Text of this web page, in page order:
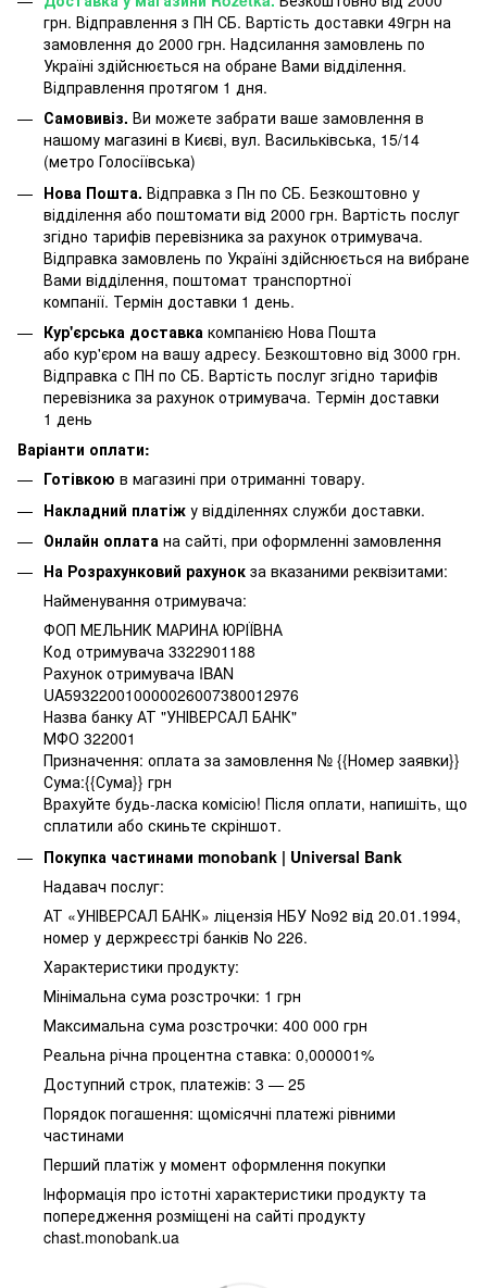
грн. Відправлення з ПН СБ. Вартість доставки 49грн на
замовлення до 2000 грн. Надсилання замовлень по
Україні здійснюється на обране Вами відділення.
Відправлення протягом 1 дня.
Самовивіз. Ви можете забрати ваше замовлення в
нашому магазині в Києві, вул. Васильківська, 15/14
(метро Голосіївська)
Нова Пошта. Відправка з Пн по СБ. Безкоштовно у
відділення або поштомати від 2000 грн. Вартість послуг
згідно тарифів перевізника за рахунок отримувача.
Відправка замовлень по Україні здійснюється на вибране
Вами відділення, поштомат транспортної
компанії. Термін доставки 1 день.
Кур'єрська доставка компанією Нова Пошта
або кур'єром на вашу адресу. Безкоштовно від 3000 грн.
Відправка с ПН по СБ. Вартість послуг згідно тарифів
перевізника за рахунок отримувача. Термін доставки
1 день
Варіанти оплати:
Готівкою в магазині при отриманні товару.
Накладний платіж у відділеннях служби доставки.
Онлайн оплата на сайті, при оформленні замовлення
На Розрахунковий рахунок за вказаними реквізитами:
Найменування отримувача:
ФОП МЕЛЬНИК МАРИНА ЮРІЇВНА
Код отримувача 3322901188
Рахунок отримувача IBAN
UA593220010000026007380012976
Назва банку АТ "УНІВЕРСАЛ БАНК"
МФО 322001
Призначення: оплата за замовлення № {{Номер заявки}}
Сума:{{Сума}} грн
Врахуйте будь-ласка комісію! Після оплати, напишіть, що
сплатили або скиньте скріншот.
Покупка частинами monobank | Universal Bank
Надавач послуг:
АТ «УНІВЕРСАЛ БАНК» ліцензія НБУ No92 від 20.01.1994,
номер у держреєстрі банків No 226.
Характеристики продукту:
Мінімальна сума розстрочки: 1 грн
Максимальна сума розстрочки: 400 000 грн
Реальна річна процентна ставка: 0,000001%
Доступний строк, платежів: 3 — 25
Порядок погашення: щомісячні платежі рівними
частинами
Перший платіж у момент оформлення покупки
Інформація про істотні характеристики продукту та
попередження розміщені на сайті продукту
chast.monobank.ua